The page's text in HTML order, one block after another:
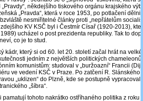
někdejšího tiskového orgánu krajského
„Pravda“, která v roce 1953, po potlačení
nesmiřitelné články proti „nepřátelům
KV KSČ byl i Čestmír Císař (1920-2013),
ucházel o post prezidenta republiky. Tak to
co je to stud.
kádr, který si od 60. let 20. století začal hrát na
jedním z největších politických chameleonů
komunistům: studoval v „buržoazní“ Francii
ve vedení KSČ v Praze. Po zatčení R. Slánského
„uklizen“ do Plzně, kde se postupně vypracoval
„šíbra“.
pamatují tohoto nakrátko ostříhaného politika z roku